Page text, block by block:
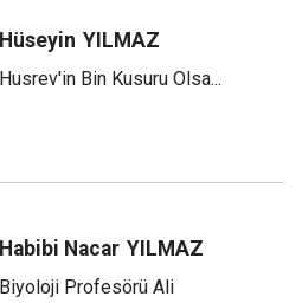
Hüseyin YILMAZ
Husrev'in Bin Kusuru Olsa...
Habibi Nacar YILMAZ
Biyoloji Profesörü Ali